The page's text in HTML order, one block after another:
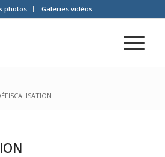
photos Galeries vidéos